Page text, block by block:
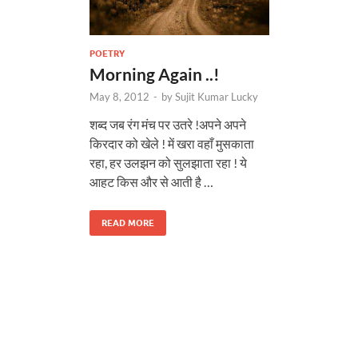
POETRY
Morning Again ..!
May 8, 2012 - bySujit Kumar Lucky
शब्द जब रंग मंच पर उतरे !अपने अपने
किरदार को खेले ! में खरा वहाँ मुसकाता
रहा, हर उलझन को सुलझाता रहा ! ये
आहट किस और से आती है …
READ MORE